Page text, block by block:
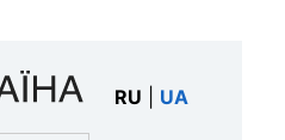
RU UA